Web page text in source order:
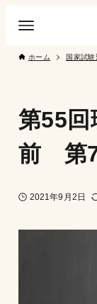
ホーム 国家試験
第55回
前 第
2021年9月2日